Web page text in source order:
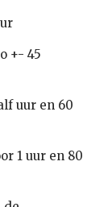
+- 45
uur en 60
1 uur en 80